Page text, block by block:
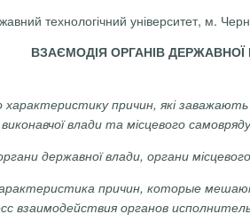
технологічний університет, м.
ВЗАЄМОДІЯ ОРГАНІВ
причин, які заважають
виконавчої влади та місцевого
державної влади, органи
причин, которые
взаимодействия органов